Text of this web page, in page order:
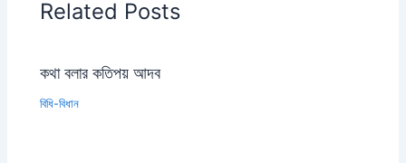
Related Posts
কথা বলার কতিপয় আদব
বিধি-বিধান